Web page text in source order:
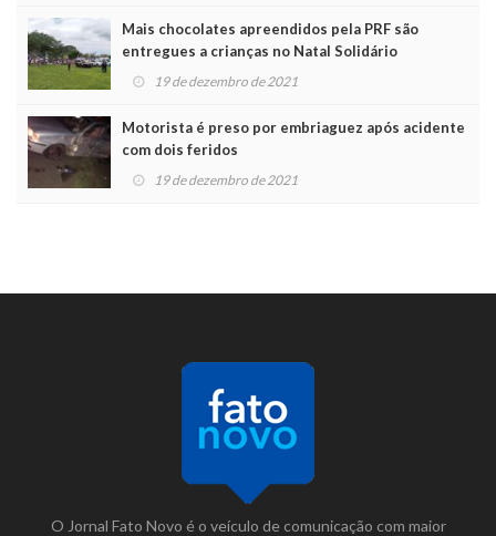
Mais chocolates apreendidos pela PRF são
entregues a crianças no Natal Solidário
19 de dezembro de 2021
Motorista é preso por embriaguez após acidente
com dois feridos
19 de dezembro de 2021
O Jornal Fato Novo é o veículo de comunicação com maior